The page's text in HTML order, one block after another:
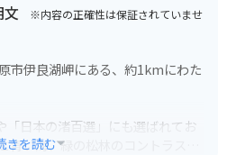
※内容の正確性は保証されていませ
市伊良湖岬にある、約1kmにわた
「日本の渚百選」にも選ばれてお
青い海、緑の松林のコントラスト
きを読む